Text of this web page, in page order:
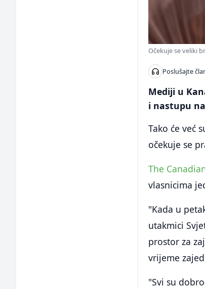
Očekuje se veliki
Poslušajte
Mediji u
i nastupu
Tako će već
očekuje se
The
vlasnicima
"Kada u
utakmici
prostor za
vrijeme
"Svi su